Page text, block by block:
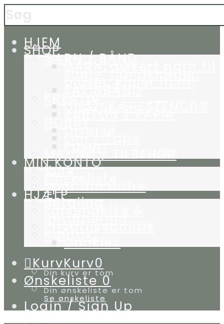
HJEM
SHOPGARN / BÅND
KREATIV
HOBBY
MALING / TILBEHØR
MIN KONTO
Kurv
Spor din ordre
HJÆLP
Betaling
Cookies
KurvKurv0
Din kurv er tom
Ønskeliste 0
Din ønskeliste er tom
Se ønskeliste
Login / Sign Up